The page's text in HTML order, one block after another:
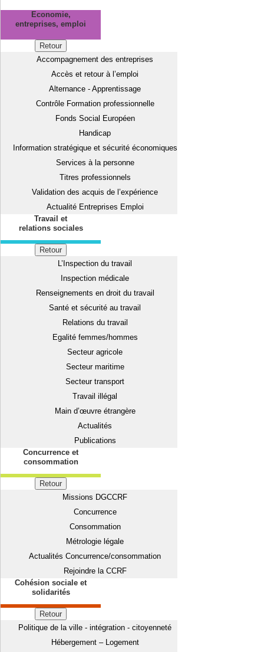
Economie,
entreprises, emploi
Retour
Accompagnement des entreprises
Accès et retour à l’emploi
Alternance - Apprentissage
Contrôle Formation professionnelle
Fonds Social Européen
Handicap
Information stratégique et sécurité économiques
Services à la personne
Titres professionnels
Validation des acquis de l’expérience
Actualité Entreprises Emploi
Travail et
relations sociales
Retour
L’Inspection du travail
Inspection médicale
Renseignements en droit du travail
Santé et sécurité au travail
Relations du travail
Egalité femmes/hommes
Secteur agricole
Secteur maritime
Secteur transport
Travail illégal
Main d’œuvre étrangère
Actualités
Publications
Concurrence et
consommation
Retour
Missions DGCCRF
Concurrence
Consommation
Métrologie légale
Actualités Concurrence/consommation
Rejoindre la CCRF
Cohésion sociale et
solidarités
Retour
Politique de la ville - intégration - citoyenneté
Hébergement – Logement